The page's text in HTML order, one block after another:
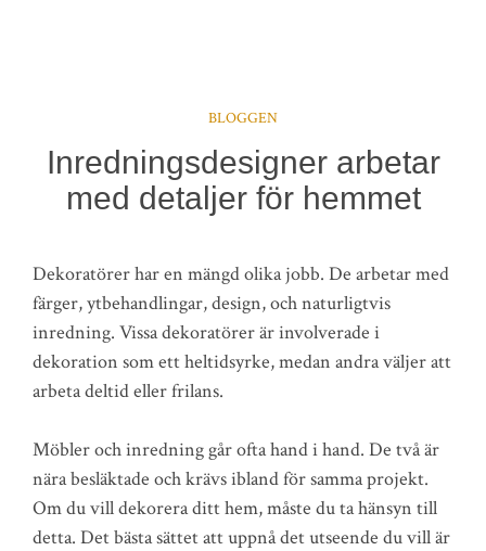
BLOGGEN
Inredningsdesigner arbetar
med detaljer för hemmet
Dekoratörer har en mängd olika jobb. De arbetar med
färger, ytbehandlingar, design, och naturligtvis
inredning. Vissa dekoratörer är involverade i
dekoration som ett heltidsyrke, medan andra väljer att
arbeta deltid eller frilans.
Möbler och inredning går ofta hand i hand. De två är
nära besläktade och krävs ibland för samma projekt.
Om du vill dekorera ditt hem, måste du ta hänsyn till
detta. Det bästa sättet att uppnå det utseende du vill är